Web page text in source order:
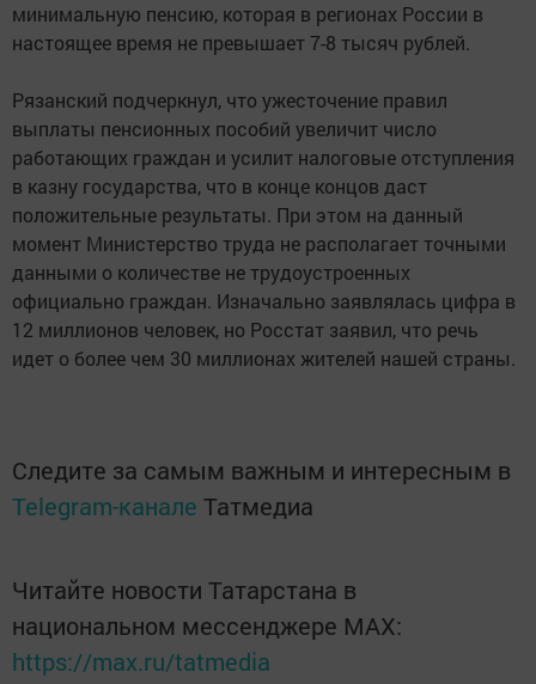
минимальную пенсию, которая в регионах России в
настоящее время не превышает 7-8 тысяч рублей.
Рязанский подчеркнул, что ужесточение правил
выплаты пенсионных пособий увеличит число
работающих граждан и усилит налоговые отступления
в казну государства, что в конце концов даст
положительные результаты. При этом на данный
момент Министерство труда не располагает точными
данными о количестве не трудоустроенных
официально граждан. Изначально заявлялась цифра в
12 миллионов человек, но Росстат заявил, что речь
идет о более чем 30 миллионах жителей нашей страны.
Следите за самым важным и интересным в
Telegram-канале Татмедиа
Читайте новости Татарстана в
национальном мессенджере MАХ:
https://max.ru/tatmedia